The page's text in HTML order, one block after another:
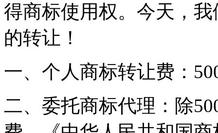
得商标使用权。今天，
的转让！
一、个人商标转让费：
二、委托商标代理：除